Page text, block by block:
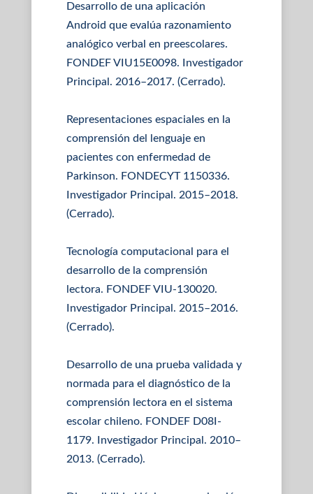
Desarrollo de una aplicación
Android que evalúa razonamiento
analógico verbal en preescolares.
FONDEF VIU15E0098. Investigador
Principal. 2016–2017. (Cerrado).
Representaciones espaciales en la
comprensión del lenguaje en
pacientes con enfermedad de
Parkinson. FONDECYT 1150336.
Investigador Principal. 2015–2018.
(Cerrado).
Tecnología computacional para el
desarrollo de la comprensión
lectora. FONDEF VIU-130020.
Investigador Principal. 2015–2016.
(Cerrado).
Desarrollo de una prueba validada y
normada para el diagnóstico de la
comprensión lectora en el sistema
escolar chileno. FONDEF D08I-
1179. Investigador Principal. 2010–
2013. (Cerrado).